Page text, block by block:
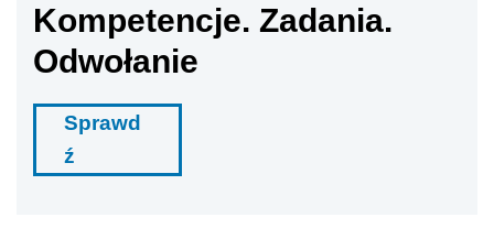
Kompetencje. Zadania.
Odwołanie
Sprawd
ź